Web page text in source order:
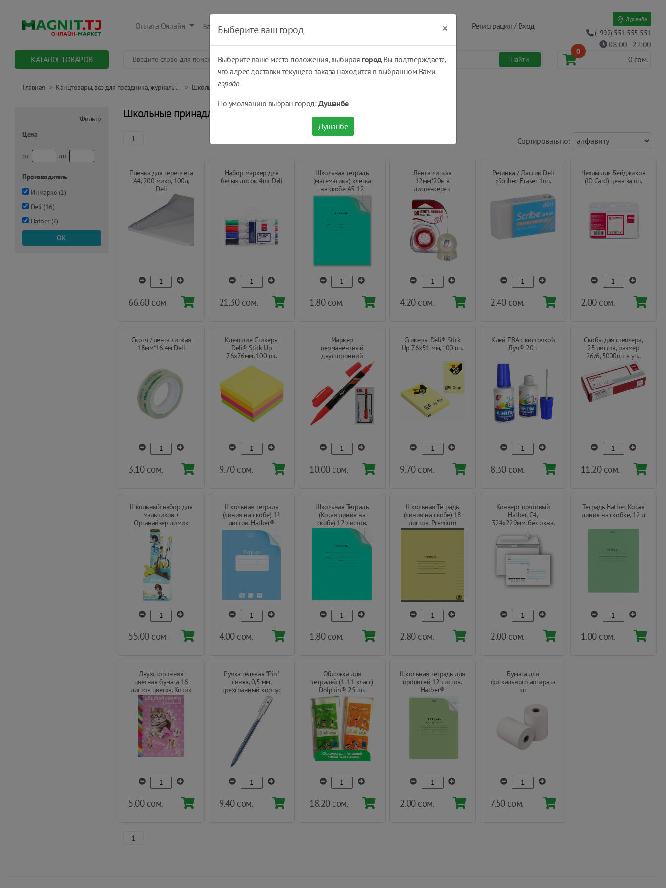
Оплата Онлайн Заказать Оплатить Получить Регистрация / Вход
Душанбе
(+992) 551 555 551
08:00 - 22:00
КАТАЛОГ ТОВАРОВ
0
0 сом.
Главная Канцтовары, все для праздника, журналы... Школьные принадлежности
Фильтр
Цена
от до
Производитель
Инмарко (1)
Deli (16)
Hatber(6)
Школьные принадлежности
1 Cортировать по:
Пленка для переплета
А4, 200 микр, 100л,
Deli
66.60 сом.
Набор маркер для
белых досок 4шт Deli
21.30 сом.
Школьная тетрадь
(математика) клетка
на скобе А5 12
листов.
1.80 сом.
Лента липкая
12мм*20м в
диспенсере с
4.20 сом.
Резинка / Ластик Deli
«Scribe» Eraser 1шт.
2.40 сом.
Чехлы для Бейджиков
(ID Card) цена за шт.
2.00 сом.
Скотч / лента липкая
18мм*16.4м Deli
3.10 сом.
Клеющие Стикеры
Deli® Stick Up
76х76мм, 100 шт.
9.70 сом.
Маркер
перманентный
двусторонний
пулевидный Deli, 0.5-
1мм.
10.00 сом.
Стикеры Deli® Stick
Up 76х51 мм, 100 шт.
9.70 сом.
Клей ПВА с кисточкой
Луч® 20 г
8.30 сом.
Скобы для степлера,
25 листов, размер
26/6, 5000шт в уп.,
11.20 сом.
Школьный набор для
мальчиков +
Органайзер домик
Deli®
55.00 сом.
Школьная тетрадь
(линия на скобе) 12
листов. Hatber®
Premium
4.00 сом.
Школьная Тетрадь
(Косая линия на
скобе) 12 листов.
1.80 сом.
Школьная Тетрадь
(линия на скобе) 18
листов. Premium
Quality
2.80 сом.
Конверт почтовый
Hatber, C4,
324х229мм, без окна,
отрывной лентой, 1
шт
2.00 сом.
Тетрадь Hatber, Косая
линия на скобке, 12 л
1.00 сом.
Двухсторонняя
цветная бумага 16
листов цветов. Котик
Hatber®
5.00 сом.
Ручка гелевая "Pin"
синяя, 0,5 мм,
трехгранный корпус
9.40 сом.
Обложка для
тетрадей (1-11 класс)
Dolphin® 25 шт.
18.20 сом.
Школьная тетрадь для
прописей 12 листов.
Hatber®
2.00 сом.
Бумага для
фискального аппарата
шт
7.50 сом.
1
Выберите ваш город ×
Выберите ваше место положения, выбирая городВы подтверждаете,
что адрес доставки текущего заказа находится в выбранном Вами
городе
По умолчанию выбран город:Душанбе
Душанбе